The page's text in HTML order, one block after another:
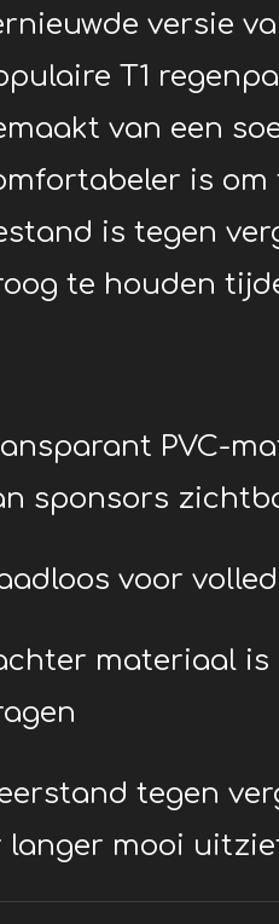
versie
T1
van een
is om
is tegen
te houden
PVC-
sponsors
voor
materiaal
tegen
langer mooi